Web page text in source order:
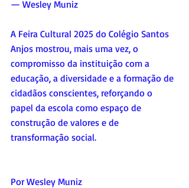
— Wesley Muniz
A Feira Cultural 2025 do Colégio Santos
Anjos mostrou, mais uma vez, o
compromisso da instituição com a
educação, a diversidade e a formação de
cidadãos conscientes, reforçando o
papel da escola como espaço de
construção de valores e de
transformação social.
Por Wesley Muniz